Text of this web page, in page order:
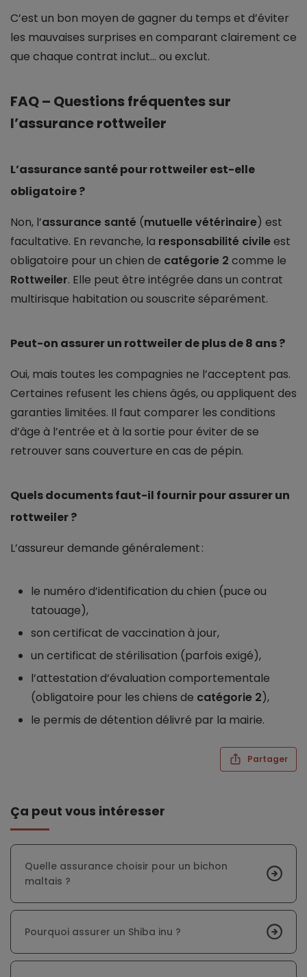
C’est un bon moyen de gagner du temps et d’éviter
les mauvaises surprises en comparant clairement ce
que chaque contrat inclut… ou exclut.
FAQ – Questions fréquentes sur
l’assurance rottweiler
L’assurance santé pour rottweiler est-elle
obligatoire ?
Non, l’assurance santé (mutuelle vétérinaire) est
facultative. En revanche, la responsabilité civileest
obligatoire pour un chien de catégorie 2 comme le
Rottweiler. Elle peut être intégrée dans un contrat
multirisque habitation ou souscrite séparément.
Peut-on assurer un rottweiler de plus de 8 ans ?
Oui, mais toutes les compagnies ne l’acceptent pas.
Certaines refusent les chiens âgés, ou appliquent des
garanties limitées. Il faut comparer les conditions
d’âge à l’entrée et à la sortie pour éviter de se
retrouver sans couverture en cas de pépin.
Quels documents faut-il fournir pour assurer un
rottweiler ?
L’assureur demande généralement :
le numéro d’identification du chien (puce ou
tatouage),
son certificat de vaccination à jour,
un certificat de stérilisation (parfois exigé),
l’attestation d’évaluation comportementale
(obligatoire pour les chiens de catégorie 2),
le permis de détention délivré par la mairie.
Partager
Ça peut vous intéresser
Quelle assurance choisir pour un bichon
maltais ?
Pourquoi assurer un Shiba inu ?